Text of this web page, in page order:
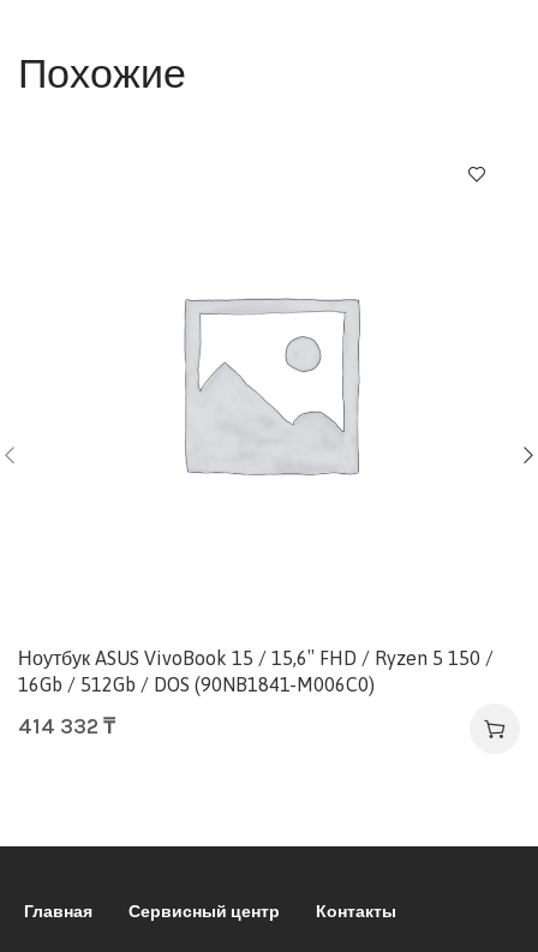
Похожие
Ноутбук ASUS VivoBook 15 / 15,6″ FHD / Ryzen 5 150 /
16Gb / 512Gb / DOS (90NB1841-M006C0)
414 332 ₸
Главная Сервисный центр Контакты